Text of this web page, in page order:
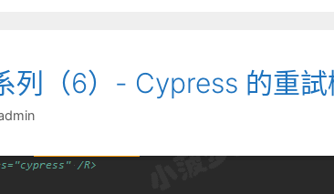
列（6）- Cypress 的重試